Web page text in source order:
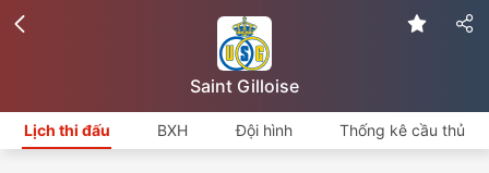
Saint Gilloise
Lịch thi đấu BXH Đội hình Thống kê cầu thủ